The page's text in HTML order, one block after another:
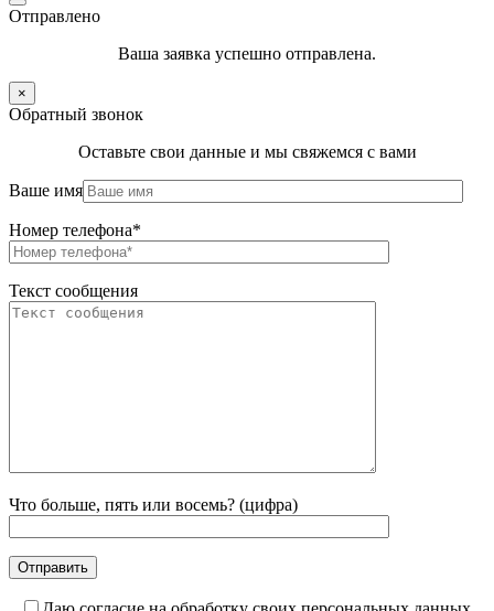
Отправлено
Ваша заявка успешно отправлена.
×
Обратный звонок
Оставьте свои данные и мы свяжемся с вами
Ваше имя
Номер телефона*
Текст сообщения
Что больше, пять или восемь? (цифра)